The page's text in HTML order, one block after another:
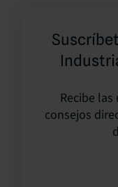
Recibe
consejos